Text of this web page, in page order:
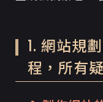
1. 網站規
程，所有